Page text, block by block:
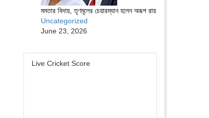
মমতার বিদায়, তৃণমূলের চেয়ারম্যান হলেন অরূপ রায়
Uncategorized
June 23, 2026
Live Cricket Score